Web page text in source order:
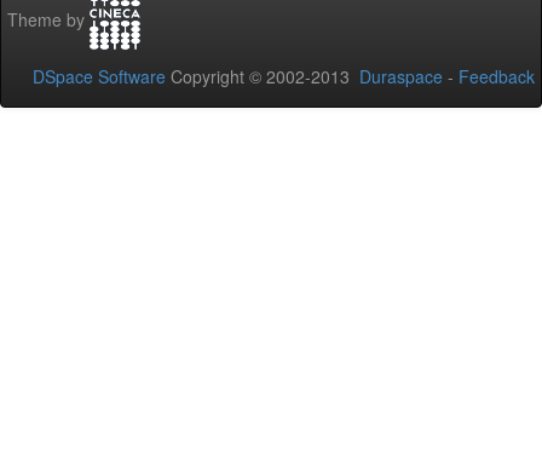
Theme by
DSpace Software Copyright © 2002-2013 Duraspace - Feedback